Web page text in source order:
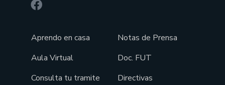
Aprendo en casa
Aula Virtual
Consulta tu tramite
Notas de Prensa
Doc. FUT
Directivas